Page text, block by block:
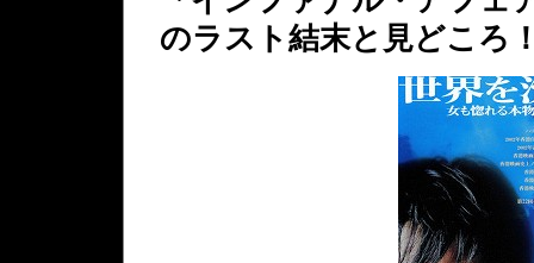
のラスト結末と見どころ